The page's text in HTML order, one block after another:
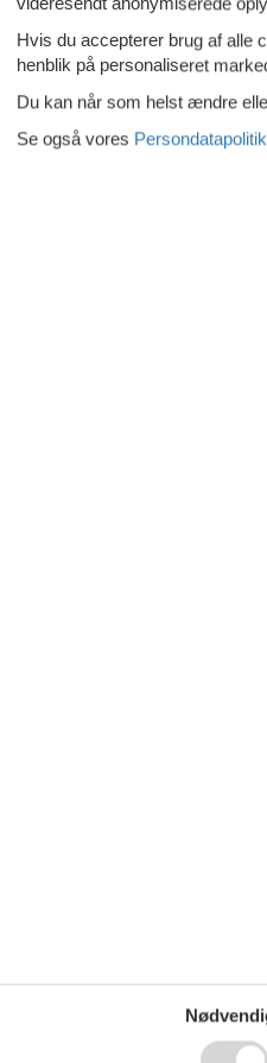
pool
3
Hvis du accepterer brug af alle
henblik på personaliseret
Du kan når som helst ændre
Se også vores Persondatapolitik